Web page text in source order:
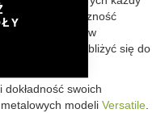
Autentyczność
rolnictwa w
pozwalając im zbliżyć się do
dokładność swoich
modeli Versatile